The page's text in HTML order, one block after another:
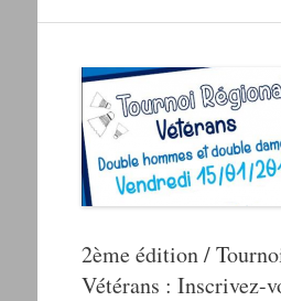
2ème édition /
Vétérans : Inscrivez-